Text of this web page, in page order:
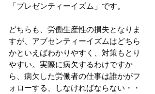
「プレゼンティーイズム」です。
どちらも、労働生産性の損失となりま
すが、アブセンティーイズムはどちら
かといえばわかりやすく、対策もとり
やすい。実際に病欠するわけですか
ら、病欠した労働者の仕事は誰かがフ
ォローする、しなければならない・・